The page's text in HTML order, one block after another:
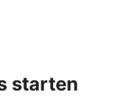
starten